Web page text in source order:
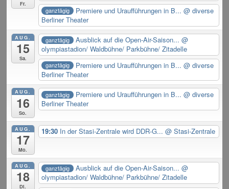
Fr.
ganztägig Premiere und Uraufführungen in B... @ diverse
Berliner Theater
AUG.
15
Sa.
ganztägig Ausblick auf die Open-Air-Saison... @
olympiastadion/ Waldbühne/ Parkbühne/ Zitadelle
ganztägig Premiere und Uraufführungen in B... @ diverse
Berliner Theater
AUG.
16
So.
ganztägig Premiere und Uraufführungen in B... @ diverse
Berliner Theater
AUG.
17
Mo.
19:30 In der Stasi-Zentrale wird DDR-G...@ Stasi-Zentrale
AUG.
18
Di.
ganztägig Ausblick auf die Open-Air-Saison... @
olympiastadion/ Waldbühne/ Parkbühne/ Zitadelle